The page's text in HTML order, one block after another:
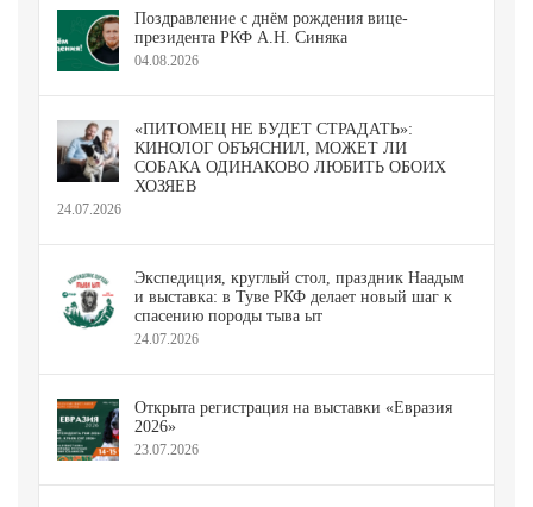
Поздравление с днём рождения вице-
президента РКФ А.Н. Синяка
04.08.2026
«ПИТОМЕЦ НЕ БУДЕТ СТРАДАТЬ»:
КИНОЛОГ ОБЪЯСНИЛ, МОЖЕТ ЛИ
СОБАКА ОДИНАКОВО ЛЮБИТЬ ОБОИХ
ХОЗЯЕВ
24.07.2026
Экспедиция, круглый стол, праздник Наадым
и выставка: в Туве РКФ делает новый шаг к
спасению породы тыва ыт
24.07.2026
Открыта регистрация на выставки «Евразия
2026»
23.07.2026